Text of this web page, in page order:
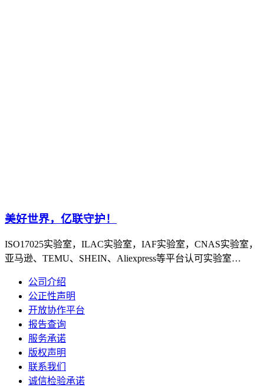
美好世界，亿联守护！
ISO17025实验室，ILAC实验室，IAF实验室，CNAS实验室，
亚马逊、TEMU、SHEIN、Aliexpress等平台认可实验室…
公司介绍
公正性声明
开放协作平台
报告查询
服务承诺
版权声明
联系我们
诚信检验承诺